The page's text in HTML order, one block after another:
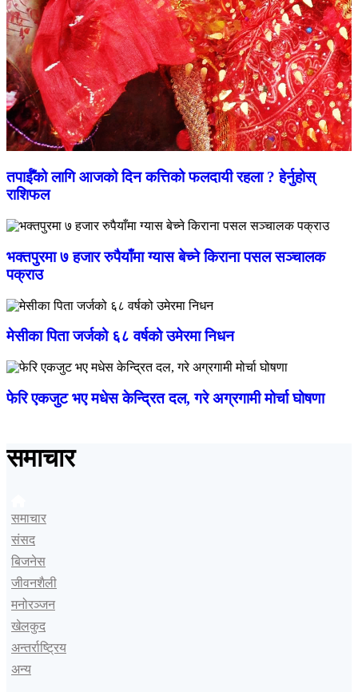
तपाईँको लागि आजको दिन कत्तिको फलदायी रहला ? हेर्नुहोस्
राशिफल
भक्तपुरमा ७ हजार रुपैयाँमा ग्यास बेच्ने किराना पसल सञ्चालक
पक्राउ
मेसीका पिता जर्जको ६८ वर्षको उमेरमा निधन
फेरि एकजुट भए मधेस केन्द्रित दल, गरे अग्रगामी मोर्चा घोषणा
समाचार
समाचार
संसद
बिजनेस
जीवनशैली
मनोरञ्जन
खेलकुद
अन्तर्राष्ट्रिय
अन्य